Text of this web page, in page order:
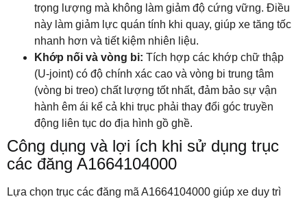
trọng lượng mà không làm giảm độ cứng vững. Điều
này làm giảm lực quán tính khi quay, giúp xe tăng tốc
nhanh hơn và tiết kiệm nhiên liệu.
Khớp nối và vòng bi: Tích hợp các khớp chữ thập
(U-joint) có độ chính xác cao và vòng bi trung tâm
(vòng bi treo) chất lượng tốt nhất, đảm bảo sự vận
hành êm ái kể cả khi trục phải thay đổi góc truyền
động liên tục do địa hình gồ ghề.
Công dụng và lợi ích khi sử dụng trục
các đăng A1664104000
Lựa chọn trục các đăng mã A1664104000 giúp xe duy trì